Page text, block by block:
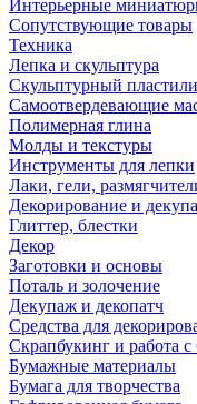
Интерьерные
Сопутствующие товары
Техника
Лепка и скульптура
Скульптурный
Самоотвердевающие
Полимерная глина
Молды и текстуры
Инструменты для лепки
Лаки, гели,
Декорирование и
Глиттер, блестки
Декор
Заготовки и основы
Поталь и золочение
Декупаж и декопатч
Средства для
Скрапбукинг и работа с
Бумажные материалы
Бумага для творчества